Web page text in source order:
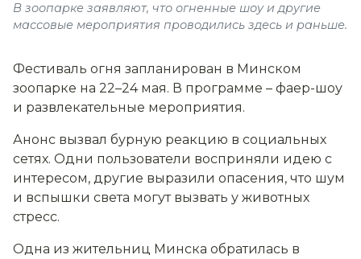
В зоопарке заявляют, что огненные шоу и другие
массовые мероприятия проводились здесь и раньше.
Фестиваль огня запланирован в Минском
зоопарке на 22–24 мая. В программе – фаер-шоу
и развлекательные мероприятия.
Анонс вызвал бурную реакцию в социальных
сетях. Одни пользователи восприняли идею с
интересом, другие выразили опасения, что шум
и вспышки света могут вызвать у животных
стресс.
Одна из жительниц Минска обратилась в